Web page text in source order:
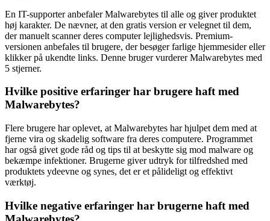
En IT-supporter anbefaler Malwarebytes til alle og giver produktet
høj karakter. De nævner, at den gratis version er velegnet til dem,
der manuelt scanner deres computer lejlighedsvis. Premium-
versionen anbefales til brugere, der besøger farlige hjemmesider eller
klikker på ukendte links. Denne bruger vurderer Malwarebytes med
5 stjerner.
Hvilke positive erfaringer har brugere haft med
Malwarebytes?
Flere brugere har oplevet, at Malwarebytes har hjulpet dem med at
fjerne vira og skadelig software fra deres computere. Programmet
har også givet gode råd og tips til at beskytte sig mod malware og
bekæmpe infektioner. Brugerne giver udtryk for tilfredshed med
produktets ydeevne og synes, det er et pålideligt og effektivt
værktøj.
Hvilke negative erfaringer har brugerne haft med